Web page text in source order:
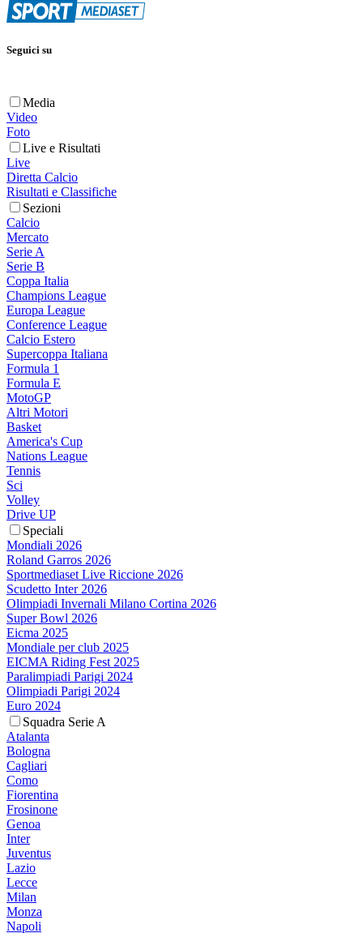
Seguici su
Media
Video
Foto
Live e Risultati
Live
Diretta Calcio
Risultati e Classifiche
Sezioni
Calcio
Mercato
Serie A
Serie B
Coppa Italia
Champions League
Europa League
Conference League
Calcio Estero
Supercoppa Italiana
Formula 1
Formula E
MotoGP
Altri Motori
Basket
America's Cup
Nations League
Tennis
Sci
Volley
Drive UP
Speciali
Mondiali 2026
Roland Garros 2026
Sportmediaset Live Riccione 2026
Scudetto Inter 2026
Olimpiadi Invernali Milano Cortina 2026
Super Bowl 2026
Eicma 2025
Mondiale per club 2025
EICMA Riding Fest 2025
Paralimpiadi Parigi 2024
Olimpiadi Parigi 2024
Euro 2024
Squadra Serie A
Atalanta
Bologna
Cagliari
Como
Fiorentina
Frosinone
Genoa
Inter
Juventus
Lazio
Lecce
Milan
Monza
Napoli